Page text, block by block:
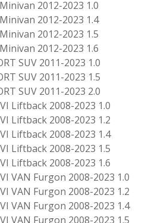
2012-2023 1.0
2012-2023 1.4
2012-2023 1.5
2012-2023 1.6
SUV 2011-2023 1.0
SUV 2011-2023 1.5
SUV 2011-2023 2.0
VI Liftback 2008-2023 1.0
VI Liftback 2008-2023 1.2
VI Liftback 2008-2023 1.4
VI Liftback 2008-2023 1.5
VI Liftback 2008-2023 1.6
VI VAN Furgon 2008-2023 1.0
VI VAN Furgon 2008-2023 1.2
VI VAN Furgon 2008-2023 1.4
VI VAN Furgon 2008-2023 1.5